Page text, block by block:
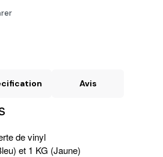
Avis
de vinyl
et 1 KG (Jaune)